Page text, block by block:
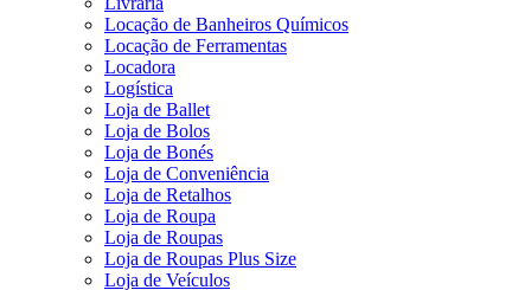
Locação de Banheiros Químicos
Locação de Ferramentas
Locadora
Logística
Loja de Ballet
Loja de Bolos
Loja de Bonés
Loja de Conveniência
Loja de Retalhos
Loja de Roupa
Loja de Roupas
Loja de Roupas Plus Size
Loja de Veículos